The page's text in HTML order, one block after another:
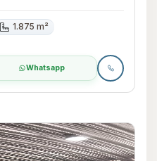
1.875 m²
Whatsapp